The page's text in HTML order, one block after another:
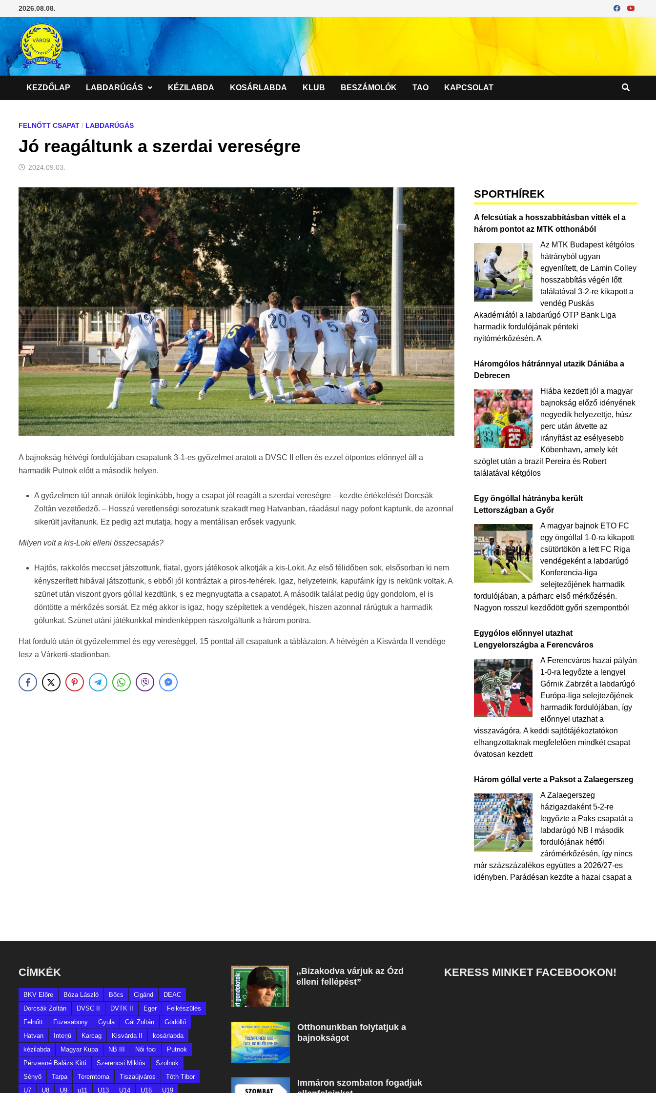
to
2026.08.08.
KEZDŐLAP LABDARÚGÁS KÉZILABDA KOSÁRLABDA KLUB BESZÁMOLÓK TAO KAPCSOLAT
FELNŐTT CSAPAT / LABDARÚGÁS
Jó reagáltunk a szerdai vereségre
2024.09.03.
A bajnokság hétvégi fordulójában csapatunk 3-1-es győzelmet aratott a DVSC II ellen és ezzel ötpontos előnnyel áll a
harmadik Putnok előtt a második helyen.
A győzelmen túl annak örülök leginkább, hogy a csapat jól reagált a szerdai vereségre – kezdte értékelését Dorcsák
Zoltán vezetőedző. – Hosszú veretlenségi sorozatunk szakadt meg Hatvanban, ráadásul nagy pofont kaptunk, de azonnal
sikerült javítanunk. Ez pedig azt mutatja, hogy a mentálisan erősek vagyunk.
Milyen volt a kis-Loki elleni összecsapás?
Hajtós, rakkolós meccset játszottunk, fiatal, gyors játékosok alkotják a kis-Lokit. Az első félidőben sok, elsősorban ki nem
kényszerített hibával játszottunk, s ebből jól kontráztak a piros-fehérek. Igaz, helyzeteink, kapufáink így is nekünk voltak. A
szünet után viszont gyors góllal kezdtünk, s ez megnyugtatta a csapatot. A második találat pedig úgy gondolom, el is
döntötte a mérkőzés sorsát. Ez még akkor is igaz, hogy szépítettek a vendégek, hiszen azonnal rárúgtuk a harmadik
gólunkat. Szünet utáni játékunkkal mindenképpen rászolgáltunk a három pontra.
Hat forduló után öt győzelemmel és egy vereséggel, 15 ponttal áll csapatunk a táblázaton. A hétvégén a Kisvárda II vendége
lesz a Várkerti-stadionban.
SPORTHÍREK
A felcsútiak a hosszabbításban vitték el a
három pontot az MTK otthonából
Az MTK Budapest kétgólos
hátrányból ugyan
egyenlített, de Lamin Colley
hosszabbítás végén lőtt
találatával 3-2-re kikapott a
vendég Puskás
Akadémiától a labdarúgó OTP Bank Liga
harmadik fordulójának pénteki
nyitómérkőzésén. A
Háromgólos hátránnyal utazik Dániába a
Debrecen
Hiába kezdett jól a magyar
bajnokság előző idényének
negyedik helyezettje, húsz
perc után átvette az
irányítást az esélyesebb
Köbenhavn, amely két
szöglet után a brazil Pereira és Robert
találatával kétgólos
Egy öngóllal hátrányba került
Lettországban a Győr
A magyar bajnok ETO FC
egy öngóllal 1-0-ra kikapott
csütörtökön a lett FC Riga
vendégeként a labdarúgó
Konferencia-liga
selejtezőjének harmadik
fordulójában, a párharc első mérkőzésén.
Nagyon rosszul kezdődött győri szempontból
Egygólos előnnyel utazhat
Lengyelországba a Ferencváros
A Ferencváros hazai pályán
1-0-ra legyőzte a lengyel
Górnik Zabrzét a labdarúgó
Európa-liga selejtezőjének
harmadik fordulójában, így
előnnyel utazhat a
visszavágóra. A keddi sajtótájékoztatókon
elhangzottaknak megfelelően mindkét csapat
óvatosan kezdett
Három góllal verte a Paksot a Zalaegerszeg
A Zalaegerszeg
házigazdaként 5-2-re
legyőzte a Paks csapatát a
labdarúgó NB I második
fordulójának hétfői
zárómérkőzésén, így nincs
már százszázalékos együttes a 2026/27-es
idényben. Parádésan kezdte a hazai csapat a
CÍMKÉK
BKV Előre Bóza László Bőcs Cigánd
DEAC
Dorcsák Zoltán
DVSC II DVTK II Eger
Felkészülés
Felnőtt
Füzesabony Gyula Gál Zoltán
Gödöllő
Hatvan
Interjú Karcag Kisvárda II
kosárlabda
kézilabda
Magyar Kupa NB III Női foci
Putnok
Pénzesné Balázs Kitti
Szerencsi Miklós
Szolnok
Sényő
Tarpa Teremtorna Tiszaújváros
Tóth Tibor
U7
U8 U9 u11 U13 U14 U16 U19
,,Bizakodva várjuk az Ózd
elleni fellépést”
Otthonunkban folytatjuk a
bajnokságot
Immáron szombaton fogadjuk
KERESS MINKET FACEBOOKON!